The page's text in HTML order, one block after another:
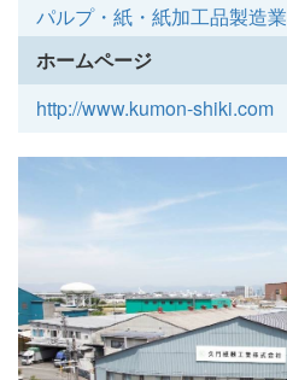
パルプ・紙・紙加工品製造業
ホームページ
http://www.kumon-shiki.com